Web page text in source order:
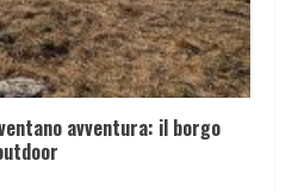
avventura: il borgo